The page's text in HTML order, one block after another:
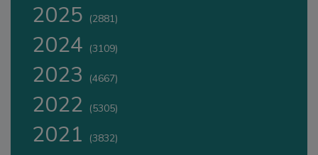
2025 (2881)
2024 (3109)
2023 (4667)
2022 (5305)
2021 (3832)